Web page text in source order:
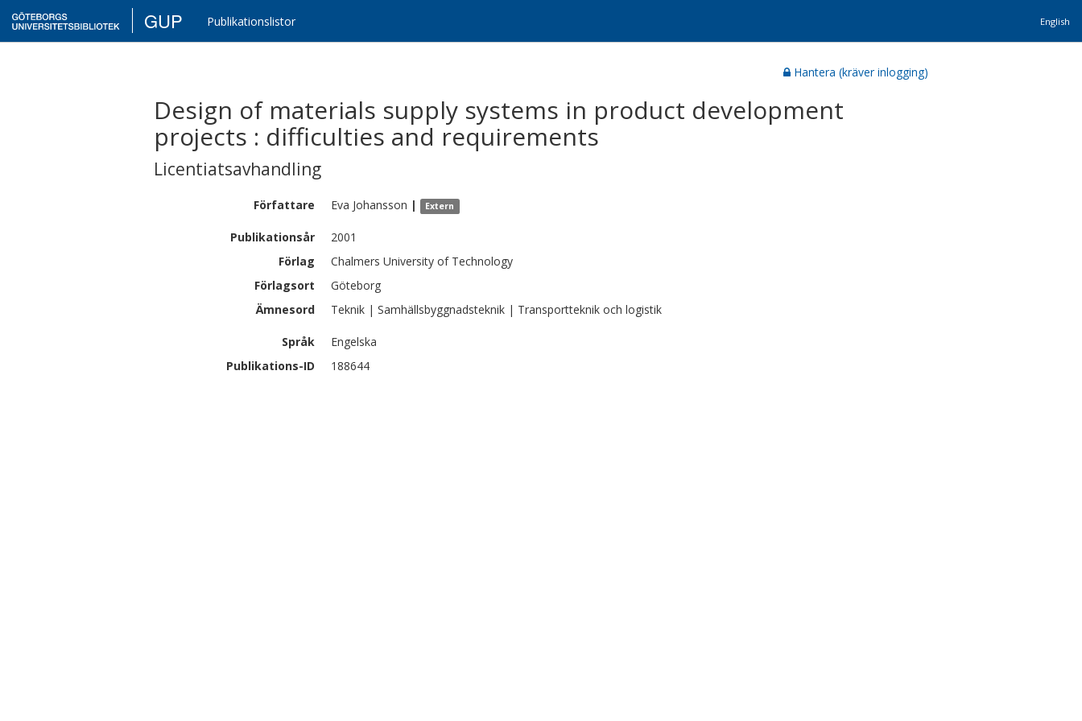
GUP Publikationslistor English
Hantera (kräver inlogging)
Design of materials supply systems in product development
projects : difficulties and requirements
Licentiatsavhandling
Författare Eva Johansson | Extern
Publikationsår
2001
Förlag
Chalmers University of Technology
Förlagsort
Göteborg
Ämnesord
Teknik | Samhällsbyggnadsteknik | Transportteknik och logistik
Språk
Engelska
Publikations-ID
188644